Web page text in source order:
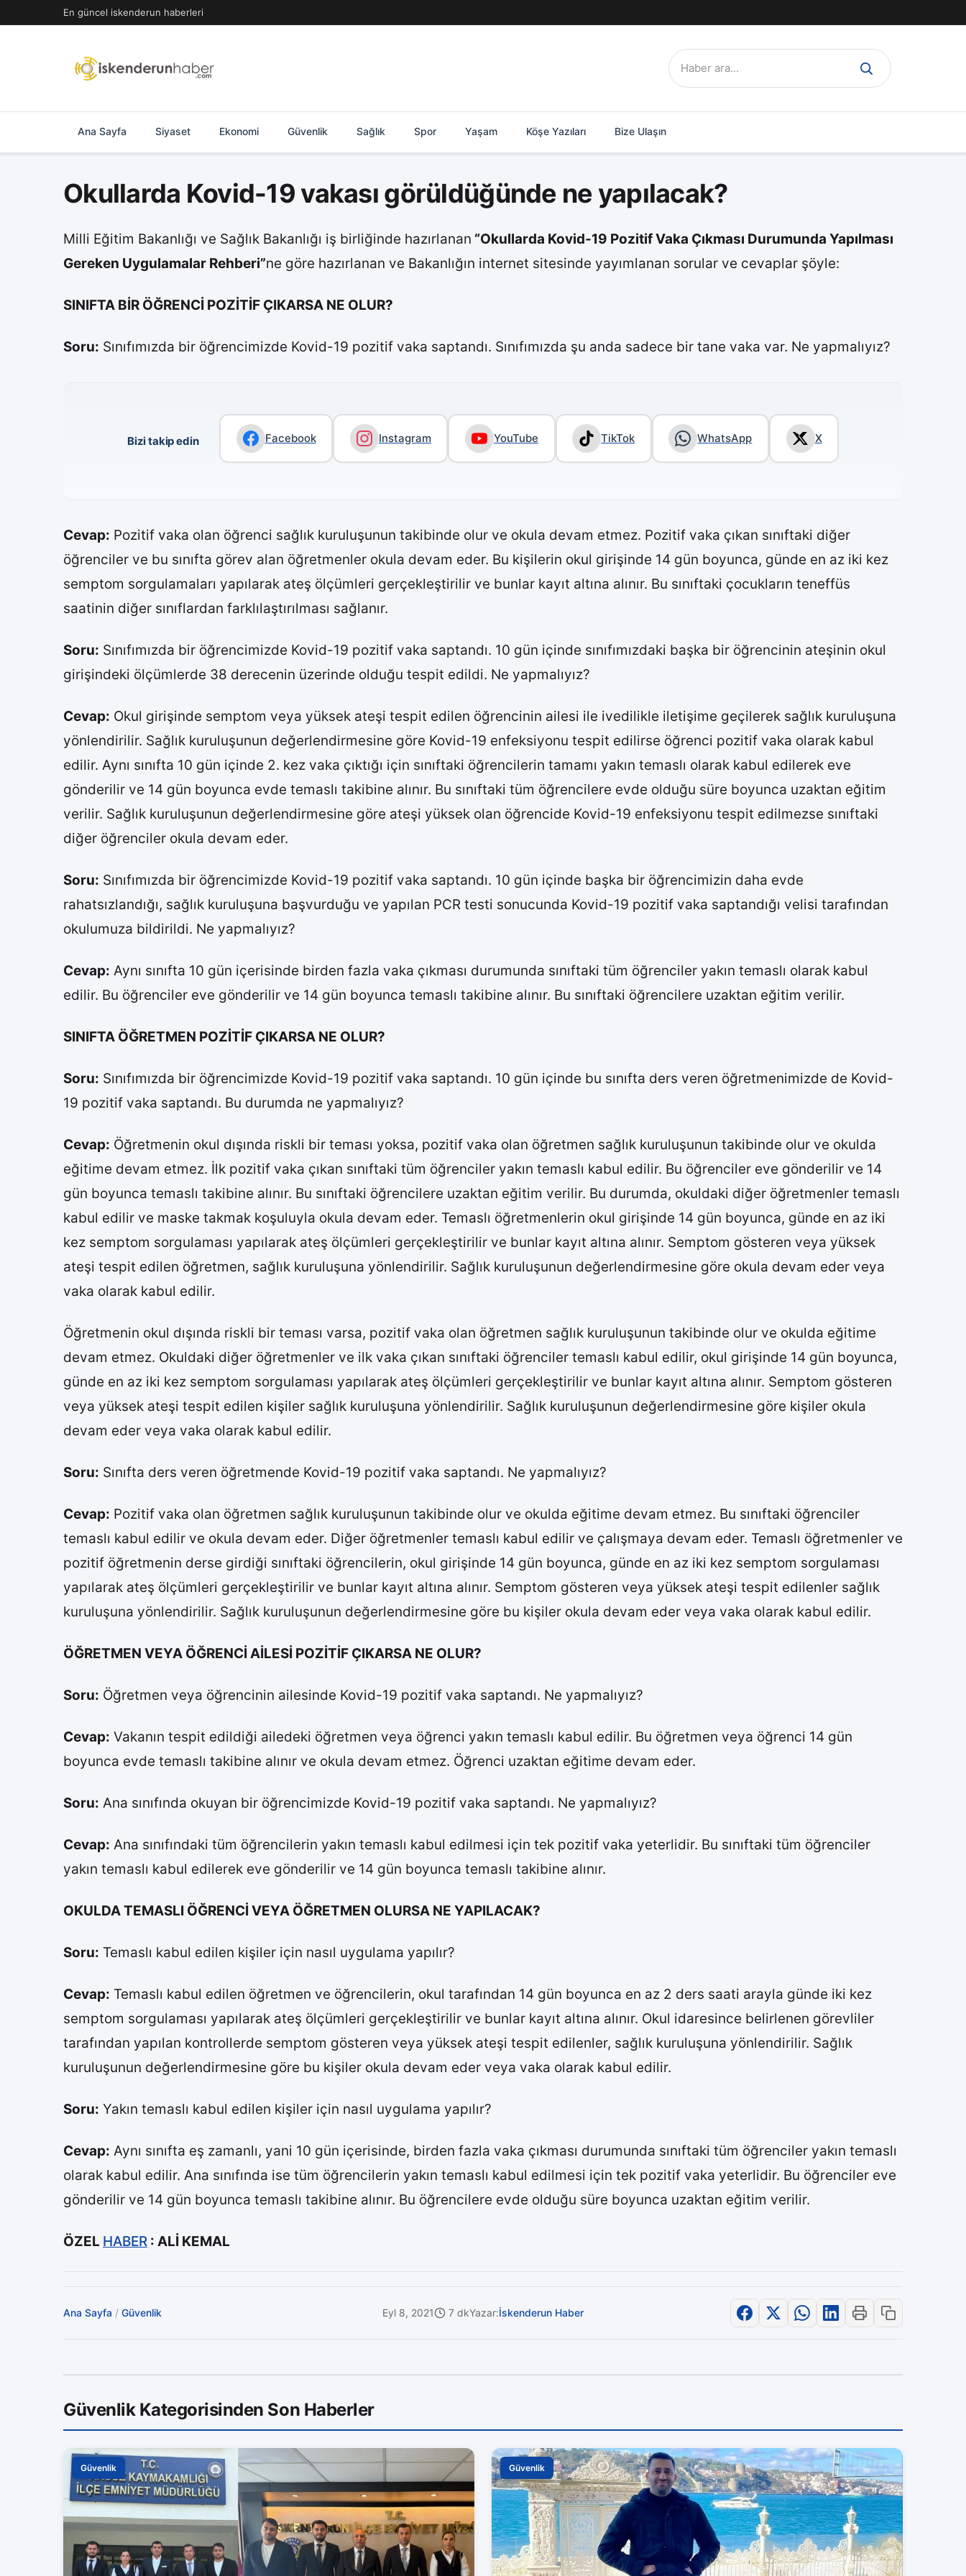
geç
En güncel iskenderun haberleri
Ara:
Ana Sayfa Siyaset Ekonomi Güvenlik Sağlık Spor Yaşam Köşe Yazıları Bize Ulaşın
Okullarda Kovid-19 vakası görüldüğünde ne yapılacak?
Milli Eğitim Bakanlığı ve Sağlık Bakanlığı iş birliğinde hazırlanan “Okullarda Kovid-19 Pozitif Vaka Çıkması Durumunda Yapılması
Gereken Uygulamalar Rehberi”ne göre hazırlanan ve Bakanlığın internet sitesinde yayımlanan sorular ve cevaplar şöyle:
SINIFTA BİR ÖĞRENCİ POZİTİF ÇIKARSA NE OLUR?
Soru: Sınıfımızda bir öğrencimizde Kovid-19 pozitif vaka saptandı. Sınıfımızda şu anda sadece bir tane vaka var. Ne yapmalıyız?
Bizi takip edin Facebook Instagram YouTube TikTok WhatsApp X
Cevap: Pozitif vaka olan öğrenci sağlık kuruluşunun takibinde olur ve okula devam etmez. Pozitif vaka çıkan sınıftaki diğer
öğrenciler ve bu sınıfta görev alan öğretmenler okula devam eder. Bu kişilerin okul girişinde 14 gün boyunca, günde en az iki kez
semptom sorgulamaları yapılarak ateş ölçümleri gerçekleştirilir ve bunlar kayıt altına alınır. Bu sınıftaki çocukların teneffüs
saatinin diğer sınıflardan farklılaştırılması sağlanır.
Soru: Sınıfımızda bir öğrencimizde Kovid-19 pozitif vaka saptandı. 10 gün içinde sınıfımızdaki başka bir öğrencinin ateşinin okul
girişindeki ölçümlerde 38 derecenin üzerinde olduğu tespit edildi. Ne yapmalıyız?
Cevap: Okul girişinde semptom veya yüksek ateşi tespit edilen öğrencinin ailesi ile ivedilikle iletişime geçilerek sağlık kuruluşuna
yönlendirilir. Sağlık kuruluşunun değerlendirmesine göre Kovid-19 enfeksiyonu tespit edilirse öğrenci pozitif vaka olarak kabul
edilir. Aynı sınıfta 10 gün içinde 2. kez vaka çıktığı için sınıftaki öğrencilerin tamamı yakın temaslı olarak kabul edilerek eve
gönderilir ve 14 gün boyunca evde temaslı takibine alınır. Bu sınıftaki tüm öğrencilere evde olduğu süre boyunca uzaktan eğitim
verilir. Sağlık kuruluşunun değerlendirmesine göre ateşi yüksek olan öğrencide Kovid-19 enfeksiyonu tespit edilmezse sınıftaki
diğer öğrenciler okula devam eder.
Soru: Sınıfımızda bir öğrencimizde Kovid-19 pozitif vaka saptandı. 10 gün içinde başka bir öğrencimizin daha evde
rahatsızlandığı, sağlık kuruluşuna başvurduğu ve yapılan PCR testi sonucunda Kovid-19 pozitif vaka saptandığı velisi tarafından
okulumuza bildirildi. Ne yapmalıyız?
Cevap: Aynı sınıfta 10 gün içerisinde birden fazla vaka çıkması durumunda sınıftaki tüm öğrenciler yakın temaslı olarak kabul
edilir. Bu öğrenciler eve gönderilir ve 14 gün boyunca temaslı takibine alınır. Bu sınıftaki öğrencilere uzaktan eğitim verilir.
SINIFTA ÖĞRETMEN POZİTİF ÇIKARSA NE OLUR?
Soru: Sınıfımızda bir öğrencimizde Kovid-19 pozitif vaka saptandı. 10 gün içinde bu sınıfta ders veren öğretmenimizde de Kovid-
19 pozitif vaka saptandı. Bu durumda ne yapmalıyız?
Cevap: Öğretmenin okul dışında riskli bir teması yoksa, pozitif vaka olan öğretmen sağlık kuruluşunun takibinde olur ve okulda
eğitime devam etmez. İlk pozitif vaka çıkan sınıftaki tüm öğrenciler yakın temaslı kabul edilir. Bu öğrenciler eve gönderilir ve 14
gün boyunca temaslı takibine alınır. Bu sınıftaki öğrencilere uzaktan eğitim verilir. Bu durumda, okuldaki diğer öğretmenler temaslı
kabul edilir ve maske takmak koşuluyla okula devam eder. Temaslı öğretmenlerin okul girişinde 14 gün boyunca, günde en az iki
kez semptom sorgulaması yapılarak ateş ölçümleri gerçekleştirilir ve bunlar kayıt altına alınır. Semptom gösteren veya yüksek
ateşi tespit edilen öğretmen, sağlık kuruluşuna yönlendirilir. Sağlık kuruluşunun değerlendirmesine göre okula devam eder veya
vaka olarak kabul edilir.
Öğretmenin okul dışında riskli bir teması varsa, pozitif vaka olan öğretmen sağlık kuruluşunun takibinde olur ve okulda eğitime
devam etmez. Okuldaki diğer öğretmenler ve ilk vaka çıkan sınıftaki öğrenciler temaslı kabul edilir, okul girişinde 14 gün boyunca,
günde en az iki kez semptom sorgulaması yapılarak ateş ölçümleri gerçekleştirilir ve bunlar kayıt altına alınır. Semptom gösteren
veya yüksek ateşi tespit edilen kişiler sağlık kuruluşuna yönlendirilir. Sağlık kuruluşunun değerlendirmesine göre kişiler okula
devam eder veya vaka olarak kabul edilir.
Soru: Sınıfta ders veren öğretmende Kovid-19 pozitif vaka saptandı. Ne yapmalıyız?
Cevap: Pozitif vaka olan öğretmen sağlık kuruluşunun takibinde olur ve okulda eğitime devam etmez. Bu sınıftaki öğrenciler
temaslı kabul edilir ve okula devam eder. Diğer öğretmenler temaslı kabul edilir ve çalışmaya devam eder. Temaslı öğretmenler ve
pozitif öğretmenin derse girdiği sınıftaki öğrencilerin, okul girişinde 14 gün boyunca, günde en az iki kez semptom sorgulaması
yapılarak ateş ölçümleri gerçekleştirilir ve bunlar kayıt altına alınır. Semptom gösteren veya yüksek ateşi tespit edilenler sağlık
kuruluşuna yönlendirilir. Sağlık kuruluşunun değerlendirmesine göre bu kişiler okula devam eder veya vaka olarak kabul edilir.
ÖĞRETMEN VEYA ÖĞRENCİ AİLESİ POZİTİF ÇIKARSA NE OLUR?
Soru: Öğretmen veya öğrencinin ailesinde Kovid-19 pozitif vaka saptandı. Ne yapmalıyız?
Cevap: Vakanın tespit edildiği ailedeki öğretmen veya öğrenci yakın temaslı kabul edilir. Bu öğretmen veya öğrenci 14 gün
boyunca evde temaslı takibine alınır ve okula devam etmez. Öğrenci uzaktan eğitime devam eder.
Soru: Ana sınıfında okuyan bir öğrencimizde Kovid-19 pozitif vaka saptandı. Ne yapmalıyız?
Cevap: Ana sınıfındaki tüm öğrencilerin yakın temaslı kabul edilmesi için tek pozitif vaka yeterlidir. Bu sınıftaki tüm öğrenciler
yakın temaslı kabul edilerek eve gönderilir ve 14 gün boyunca temaslı takibine alınır.
OKULDA TEMASLI ÖĞRENCİ VEYA ÖĞRETMEN OLURSA NE YAPILACAK?
Soru: Temaslı kabul edilen kişiler için nasıl uygulama yapılır?
Cevap: Temaslı kabul edilen öğretmen ve öğrencilerin, okul tarafından 14 gün boyunca en az 2 ders saati arayla günde iki kez
semptom sorgulaması yapılarak ateş ölçümleri gerçekleştirilir ve bunlar kayıt altına alınır. Okul idaresince belirlenen görevliler
tarafından yapılan kontrollerde semptom gösteren veya yüksek ateşi tespit edilenler, sağlık kuruluşuna yönlendirilir. Sağlık
kuruluşunun değerlendirmesine göre bu kişiler okula devam eder veya vaka olarak kabul edilir.
Soru: Yakın temaslı kabul edilen kişiler için nasıl uygulama yapılır?
Cevap: Aynı sınıfta eş zamanlı, yani 10 gün içerisinde, birden fazla vaka çıkması durumunda sınıftaki tüm öğrenciler yakın temaslı
olarak kabul edilir. Ana sınıfında ise tüm öğrencilerin yakın temaslı kabul edilmesi için tek pozitif vaka yeterlidir. Bu öğrenciler eve
gönderilir ve 14 gün boyunca temaslı takibine alınır. Bu öğrencilere evde olduğu süre boyunca uzaktan eğitim verilir.
ÖZEL HABER : ALİ KEMAL
Ana Sayfa / Güvenlik Eyl 8, 2021 7 dkYazar:İskenderun Haber
Güvenlik Kategorisinden Son Haberler
Güvenlik Güvenlik